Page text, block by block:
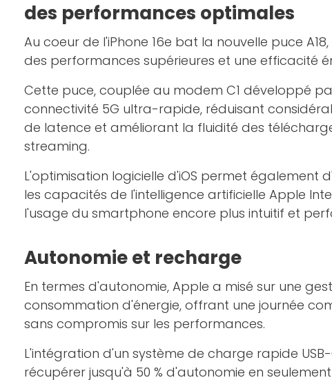
des performances optimales
Au coeur de l'iPhone 16e bat la nouvelle puce
des performances supérieures et une efficacité
Cette puce, couplée au modem C1 développé
connectivité 5G ultra-rapide, réduisant
de latence et améliorant la fluidité des
streaming.
L'optimisation logicielle d'iOS permet également
les capacités de l'intelligence artificielle Apple
l'usage du smartphone encore plus intuitif et
Autonomie et recharge
En termes d'autonomie, Apple a misé sur une
consommation d'énergie, offrant une journée
sans compromis sur les performances.
L'intégration d'un système de charge rapide
récupérer jusqu'à 50 % d'autonomie en